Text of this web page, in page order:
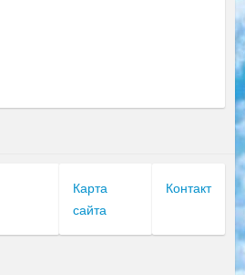
Карта
сайта
Контакт